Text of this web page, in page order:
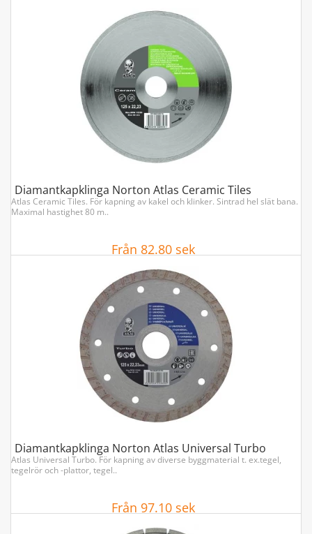
Diamantkapklinga Norton Atlas Ceramic Tiles
Atlas Ceramic Tiles. För kapning av kakel och klinker. Sintrad hel slät bana.
Maximal hastighet 80 m..
Från 82.80 sek
Diamantkapklinga Norton Atlas Universal Turbo
Atlas Universal Turbo. För kapning av diverse byggmaterial t. ex.tegel,
tegelrör och -plattor, tegel..
Från 97.10 sek